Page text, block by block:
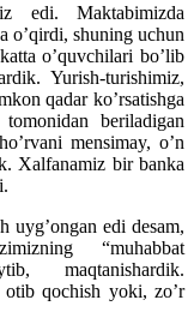
edi. Maktabimizda
o’qirdi, shuning uchun
o’quvchilari bo’lib
Yurish-turishimiz,
qadar ko’rsatishga
beriladigan
mensimay, o’n
Xalfanamiz bir banka
uyg’ongan edi desam,
“muhabbat
maqtanishardik.
otib qochish yoki, zo’r